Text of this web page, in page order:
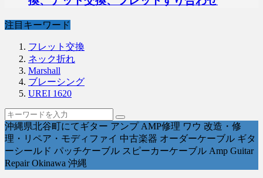
注目キーワード
フレット交換
ネック折れ
Marshall
ブレーシング
UREI 1620
沖縄県北谷町にてギター アンプ AMP修理 ワウ 改造・修
理・リペア・モディファイ 中古楽器 オーダーケーブル ギタ
ーシールド パッチケーブル スピーカーケーブル Amp Guitar
Repair Okinawa 沖縄